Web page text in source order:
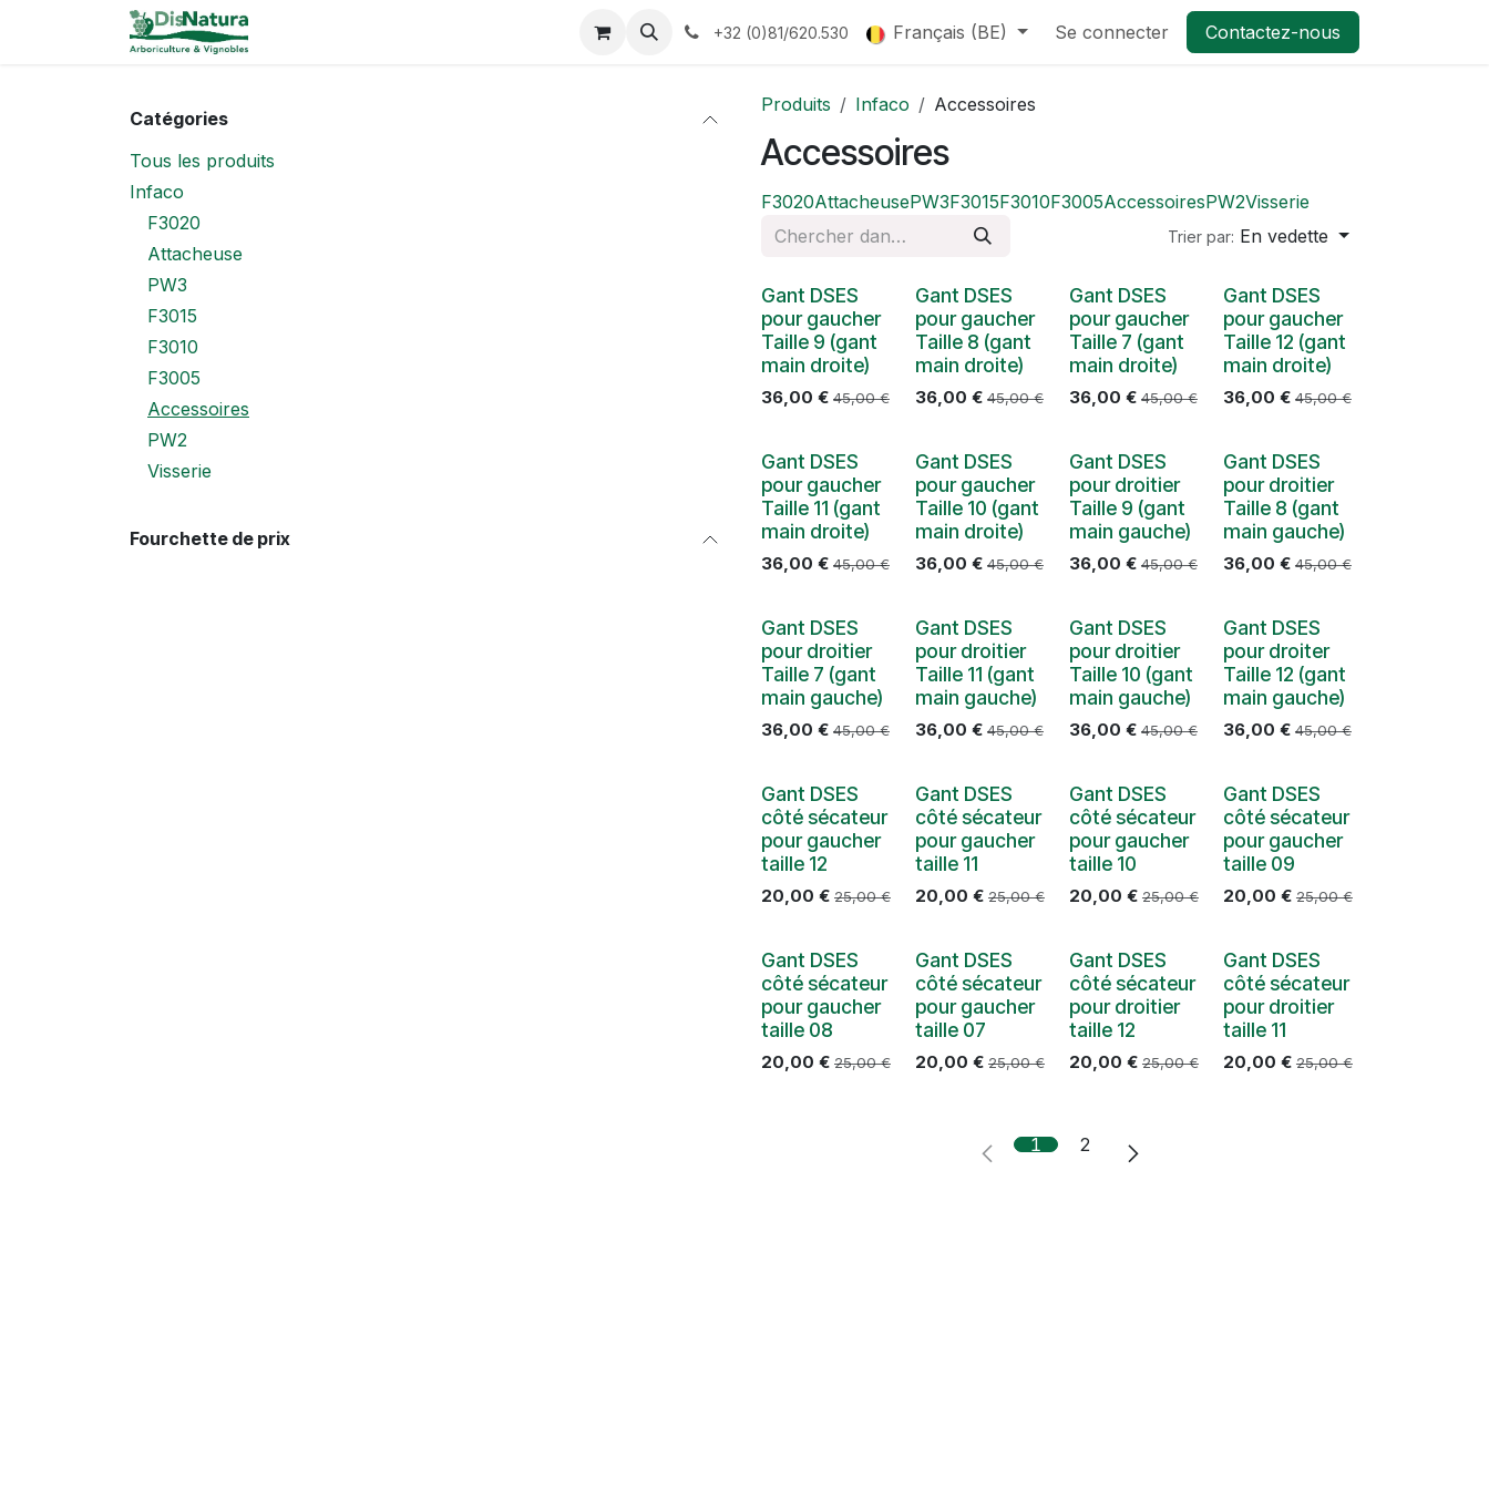
Se rendre au contenu
+32 (0)81/620.530 Français (BE) Se connecter Contactez-nous
Catégories
Tous les produits
Infaco
F3020
Attacheuse
PW3
F3015
F3010
F3005
Accessoires
PW2
Visserie
Fourchette de prix
Produits Infaco Accessoires
Accessoires
F3020AttacheusePW3F3015F3010F3005AccessoiresPW2Visserie
Trier par: En vedette
Gant DSES
pour gaucher
Taille 9 (gant
main droite)
36,00 € 45,00€
Gant DSES
pour gaucher
Taille 8 (gant
main droite)
36,00 € 45,00€
Gant DSES
pour gaucher
Taille 7 (gant
main droite)
36,00 € 45,00€
Gant DSES
pour gaucher
Taille 12 (gant
main droite)
36,00 € 45,00€
Gant DSES
pour gaucher
Taille 11 (gant
main droite)
36,00 € 45,00€
Gant DSES
pour gaucher
Taille 10 (gant
main droite)
36,00 € 45,00€
Gant DSES
pour droitier
Taille 9 (gant
main gauche)
36,00 € 45,00€
Gant DSES
pour droitier
Taille 8 (gant
main gauche)
36,00 € 45,00€
Gant DSES
pour droitier
Taille 7 (gant
main gauche)
36,00 € 45,00€
Gant DSES
pour droitier
Taille 11 (gant
main gauche)
36,00 € 45,00€
Gant DSES
pour droitier
Taille 10 (gant
main gauche)
36,00 € 45,00€
Gant DSES
pour droiter
Taille 12 (gant
main gauche)
36,00 € 45,00€
Gant DSES
côté sécateur
pour gaucher
taille 12
20,00 € 25,00€
Gant DSES
côté sécateur
pour gaucher
taille 11
20,00 € 25,00€
Gant DSES
côté sécateur
pour gaucher
taille 10
20,00 € 25,00€
Gant DSES
côté sécateur
pour gaucher
taille 09
20,00 € 25,00€
Gant DSES
côté sécateur
pour gaucher
taille 08
20,00 € 25,00€
Gant DSES
côté sécateur
pour gaucher
taille 07
20,00 € 25,00€
Gant DSES
côté sécateur
pour droitier
taille 12
20,00 € 25,00€
Gant DSES
côté sécateur
pour droitier
taille 11
20,00 € 25,00€
1 2